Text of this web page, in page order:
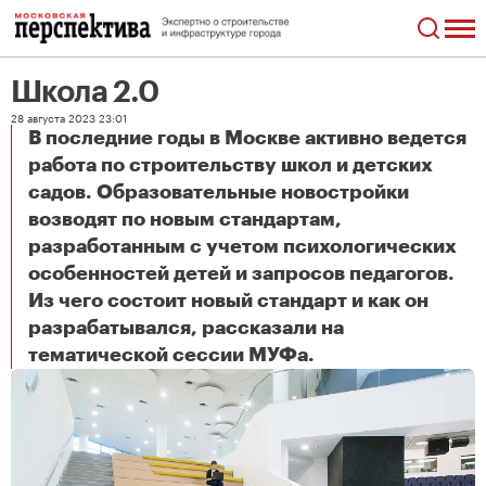
Школа 2.0
28 августа 2023 23:01
В последние годы в Москве активно ведется
работа по строительству школ и детских
садов. Образовательные новостройки
возводят по новым стандартам,
разработанным с учетом психологических
особенностей детей и запросов педагогов.
Из чего состоит новый стандарт и как он
разрабатывался, рассказали на
тематической сессии МУФа.
Школа 2.0